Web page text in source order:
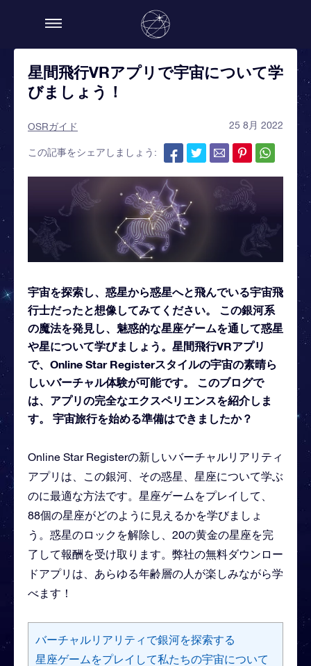
星間飛行VRアプリで宇宙について学
びましょう！
OSRガイド 25 8月 2022
この記事をシェアしましょう:
宇宙を探索し、惑星から惑星へと飛んでいる宇宙飛
行士だったと想像してみてください。 この銀河系
の魔法を発見し、魅惑的な星座ゲームを通して惑星
や星について学びましょう。星間飛行VRアプリ
で、Online Star Registerスタイルの宇宙の素晴ら
しいバーチャル体験が可能です。 このブログで
は、アプリの完全なエクスペリエンスを紹介しま
す。 宇宙旅行を始める準備はできましたか？
Online Star Registerの新しいバーチャルリアリティ
アプリは、この銀河、その惑星、星座について学ぶ
のに最適な方法です。星座ゲームをプレイして、
88個の星座がどのように見えるかを学びましょ
う。惑星のロックを解除し、20の黄金の星座を完
了して報酬を受け取ります。弊社の無料ダウンロー
ドアプリは、あらゆる年齢層の人が楽しみながら学
べます！
バーチャルリアリティで銀河を探索する
星座ゲームをプレイして私たちの宇宙について